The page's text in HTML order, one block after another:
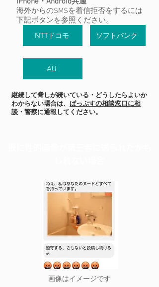
海外からのSMSを着信拒否をするには
下記ボタンを参照ください。
NTTドコモ
ソフトバンク
AU
継続して脅しが続いている・どうしたらよいか
わからない場合は、 ぱっぷすの相談窓口に相
談 ・警察に通報してください。
画像はイメージです